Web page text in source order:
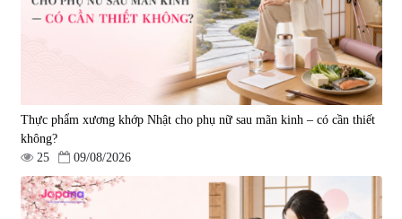
Thực phẩm xương khớp Nhật cho phụ nữ sau mãn kinh – có cần thiết
không?
25
09/08/2026